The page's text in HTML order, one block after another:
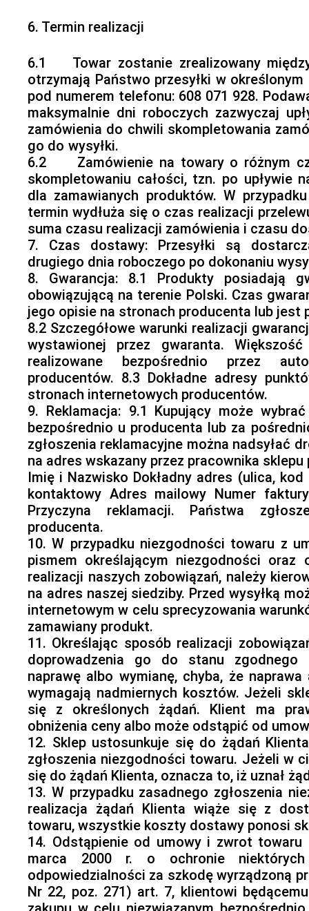
6. Termin realizacji
6.1 Towar zostanie zrealizowany
otrzymają Państwo przesyłki w
pod numerem telefonu: 608 071 928.
maksymalnie dni roboczych zazwyczaj
zamówienia do chwili skompletowania
go do
6.2 Zamówienie na towary o różnym
skompletowaniu całości, tzn. po upływie
dla zamawianych produktów. W
termin wydłuża się o czas realizacji
suma czasu realizacji zamówienia i czasu
7. Czas dostawy: Przesyłki są
drugiego dnia roboczego po dokonaniu
8. Gwarancja: 8.1 Produkty posiadają
obowiązującą na terenie Polski. Czas
jego opisie na stronach producenta lub jest
8.2 Szczegółowe warunki realizacji
wystawionej przez gwaranta.
realizowane bezpośrednio przez
producentów. 8.3 Dokładne adresy
stronach internetowych producentów.
9. Reklamacja: 9.1 Kupujący może
bezpośrednio u producenta lub za
zgłoszenia reklamacyjne można nadsyłać
na adres wskazany przez pracownika
Imię i Nazwisko Dokładny adres (ulica,
kontaktowy Adres mailowy Numer
Przyczyna reklamacji. Państwa
producenta.
10. W przypadku niezgodności towaru z
pismem określającym niezgodności oraz
realizacji naszych zobowiązań, należy
na adres naszej siedziby. Przed wysyłką
internetowym w celu sprecyzowania
zamawiany produkt.
11. Określając sposób realizacji
doprowadzenia go do stanu zgodnego
naprawę albo wymianę, chyba, że
wymagają nadmiernych kosztów. Jeżeli
się z określonych żądań. Klient ma
obniżenia ceny albo może odstąpić od
12. Sklep ustosunkuje się do żądań
zgłoszenia niezgodności towaru. Jeżeli w
się do żądań Klienta, oznacza to, iż uznał
13. W przypadku zasadnego zgłoszenia
realizacja żądań Klienta wiąże się z
towaru, wszystkie koszty dostawy ponosi
14. Odstąpienie od umowy i zwrot
marca 2000 r. o ochronie
odpowiedzialności za szkodę wyrządzoną
Nr 22, poz. 271) art. 7, klientowi